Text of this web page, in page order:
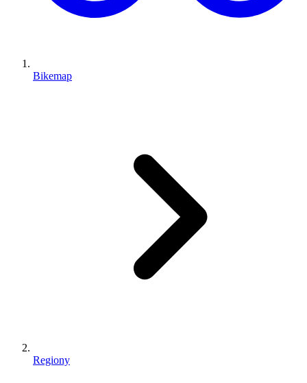
Bikemap
Regiony